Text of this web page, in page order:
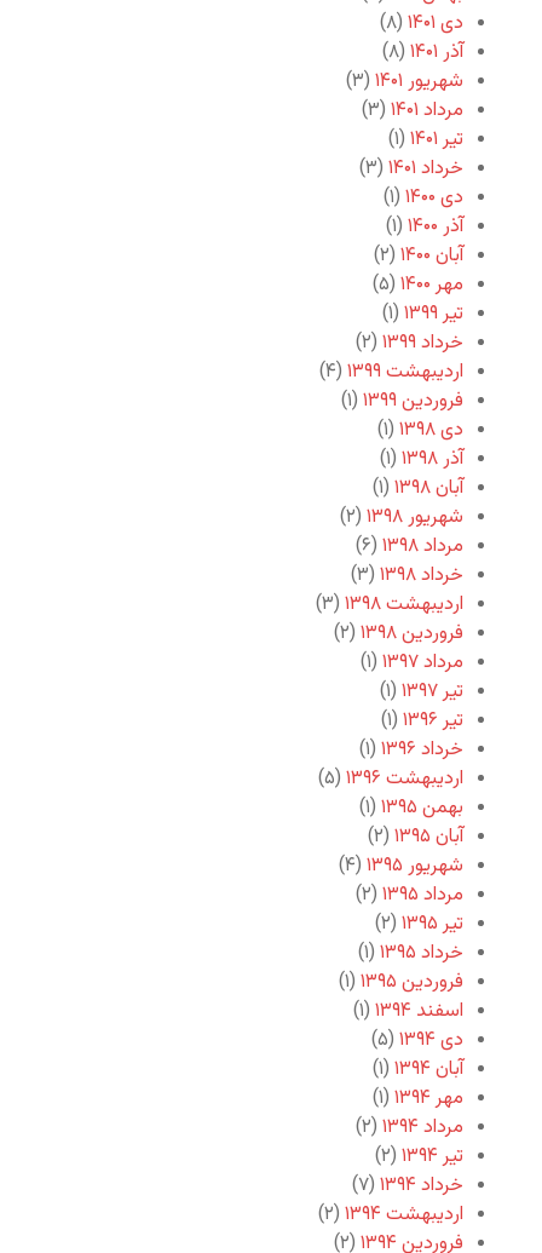
دی ۱۴۰۱
(۸)
آذر ۱۴۰۱
(۸)
شهریور ۱۴۰۱
(۳)
مرداد ۱۴۰۱
(۳)
تیر ۱۴۰۱
(۱)
خرداد ۱۴۰۱
(۳)
دی ۱۴۰۰
(۱)
آذر ۱۴۰۰
(۱)
آبان ۱۴۰۰
(۲)
مهر ۱۴۰۰
(۵)
تیر ۱۳۹۹
(۱)
خرداد ۱۳۹۹
(۲)
اردیبهشت ۱۳۹۹
(۴)
فروردین ۱۳۹۹
(۱)
دی ۱۳۹۸
(۱)
آذر ۱۳۹۸
(۱)
آبان ۱۳۹۸
(۱)
شهریور ۱۳۹۸
(۲)
مرداد ۱۳۹۸
(۶)
خرداد ۱۳۹۸
(۳)
اردیبهشت ۱۳۹۸
(۳)
فروردین ۱۳۹۸
(۲)
مرداد ۱۳۹۷
(۱)
تیر ۱۳۹۷
(۱)
تیر ۱۳۹۶
(۱)
خرداد ۱۳۹۶
(۱)
اردیبهشت ۱۳۹۶
(۵)
بهمن ۱۳۹۵
(۱)
آبان ۱۳۹۵
(۲)
شهریور ۱۳۹۵
(۴)
مرداد ۱۳۹۵
(۲)
تیر ۱۳۹۵
(۲)
خرداد ۱۳۹۵
(۱)
فروردین ۱۳۹۵
(۱)
اسفند ۱۳۹۴
(۱)
دی ۱۳۹۴
(۵)
آبان ۱۳۹۴
(۱)
مهر ۱۳۹۴
(۱)
مرداد ۱۳۹۴
(۲)
تیر ۱۳۹۴
(۲)
خرداد ۱۳۹۴
(۷)
اردیبهشت ۱۳۹۴
(۲)
فروردین ۱۳۹۴
(۲)